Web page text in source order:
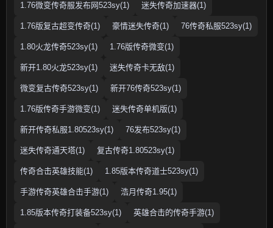
1.76微变传奇服发布网523sy(1) 迷失传奇加速器(1)
1.76版复古超变传奇(1) 豪情迷失传奇(1) 76传奇私服523sy(1)
1.80火龙传奇523sy(1) 1.76版传奇微变(1)
新开1.80火龙523sy(1) 迷失传奇卡无敌(1)
微变复古传奇523sy(1) 新开76传奇523sy(1)
1.76版传奇手游微变(1) 迷失传奇单机版(1)
新开传奇私服1.80523sy(1) 76发布523sy(1)
迷失传奇通天塔(1) 复古传奇1.80523sy(1)
传奇合击英雄技能(1) 1.85版本传奇道士523sy(1)
手游传奇英雄合击手游(1) 浩月传奇1.95(1)
1.85版本传奇打装备523sy(1) 英雄合击的传奇手游(1)